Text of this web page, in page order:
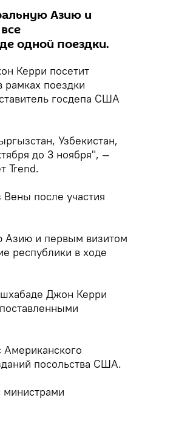
Азию и
одной поездки.
Керри посетит
рамках поездки
госдепа США
Узбекистан,
до 3 ноября", —
Trend.
после участия
Азию и первым визитом
республики в ходе
Джон Керри
посольства США.
министрами